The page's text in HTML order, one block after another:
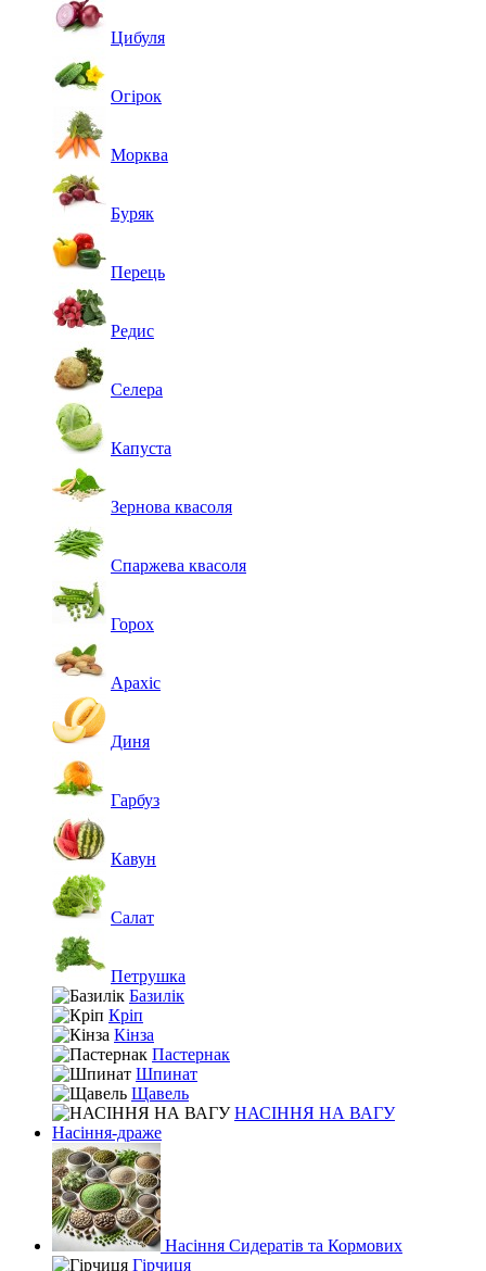
Цибуля
Огірок
Морква
Буряк
Перець
Редис
Селера
Капуста
Зернова квасоля
Спаржева квасоля
Горох
Арахіс
Диня
Гарбуз
Кавун
Салат
Петрушка
Базилік
Кріп
Кінза
Пастернак
Шпинат
Щавель
НАСІННЯ НА ВАГУ
Насіння-драже
Насіння Сидератів та Кормових
Гірчиця